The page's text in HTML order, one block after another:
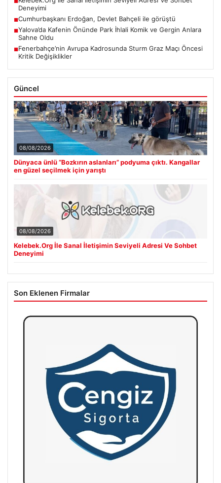
Deneyimi
■Cumhurbaşkanı Erdoğan, Devlet Bahçeli ile görüştü
■Yalova’da Kafenin Önünde Park İhlali Komik ve Gergin Anlara
Sahne Oldu
■Fenerbahçe’nin Avrupa Kadrosunda Sturm Graz Maçı Öncesi
Kritik Değişiklikler
Güncel
08/08/2026
Dünyaca ünlü “Bozkırın aslanları” podyuma çıktı. Kangallar
en güzel seçilmek için yarıştı
08/08/2026
Kelebek.Org İle Sanal İletişimin Seviyeli Adresi Ve Sohbet
Deneyimi
Son Eklenen Firmalar